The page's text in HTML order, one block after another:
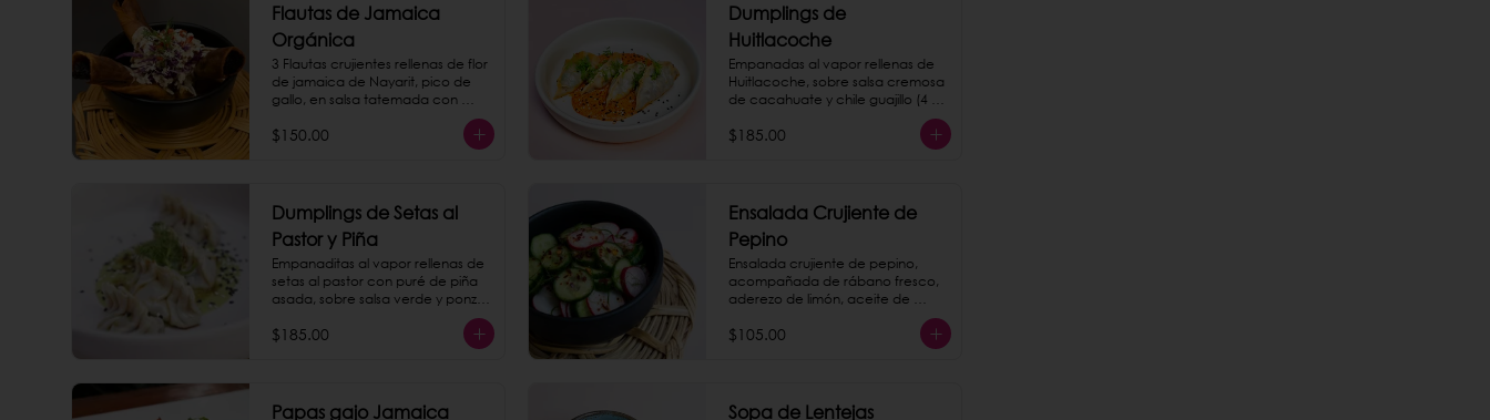
Flautas de Jamaica
Orgánica
3 Flautas crujientes rellenas de flor
de jamaica de Nayarit, pico de
gallo, en salsa tatemada con
$150.00
Dumplings de
Huitlacoche
Empanadas al vapor rellenas de
Huitlacoche, sobre salsa cremosa
de cacahuate y chile guajillo (4
$185.00
Dumplings de Setas al
Pastor y Piña
Empanaditas al vapor rellenas de
setas al pastor con puré de piña
asada, sobre salsa verde y ponzu.
$185.00
Ensalada Crujiente de
Pepino
Ensalada crujiente de pepino,
acompañada de rábano fresco,
aderezo de limón, aceite de
$105.00
Papas gajo Jamaica
Sopa de Lentejas